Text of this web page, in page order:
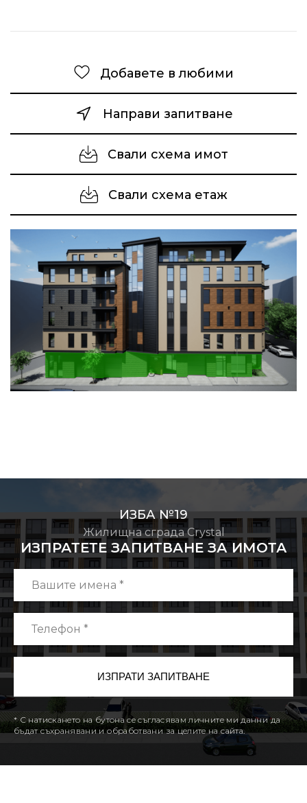
Добавете в любими
Направи запитване
Свали схема имот
Свали схема етаж
ИЗБА №19
Жилищна сграда Crystal
ИЗПРАТЕТЕ ЗАПИТВАНЕ ЗА ИМОТА
* С натискането на бутона се съгласявам личните ми данни да
бъдат съхранявани и обработвани за целите на сайта.